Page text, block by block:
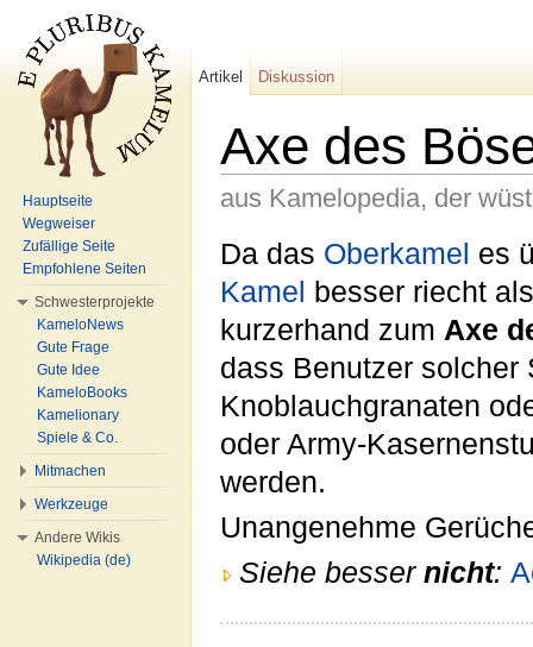
Axe des
aus Kamelopedia, der
Da das Oberkamel es
Kamel besser riecht
kurzerhand zum Axe
dass Benutzer solcher
Knoblauchgranaten
oder Army-
werden.
Unangenehme
Siehe besser nicht:
Artikel Diskussion
Hauptseite
Wegweiser
Zufällige Seite
Empfohlene Seiten
Schwesterprojekte
KameloNews
Gute Frage
Gute Idee
KameloBooks
Kamelionary
Spiele & Co.
Mitmachen
Werkzeuge
Andere Wikis
Wikipedia (de)